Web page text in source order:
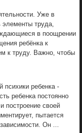
Уже в
труда,
в поощрении
ребёнка к
к труду. Важно, чтобы
психики ребенка -
ребенка постоянно
построение своей
пытается
Он ...